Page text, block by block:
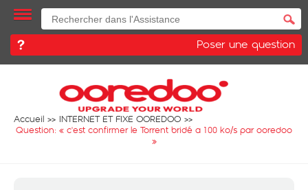
Poser une question
Accueil
INTERNET ET FIXE OOREDOO
Question: « c'est confirmer le Torrent bridé a 100 ko/s par ooredoo
»